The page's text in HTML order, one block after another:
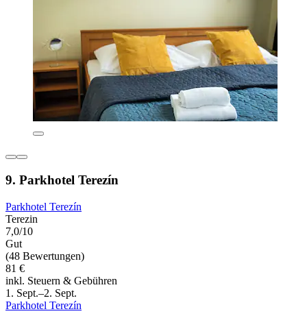
9. Parkhotel Terezín
Parkhotel Terezín
Terezin
7,0/10
Gut
(48 Bewertungen)
81 €
inkl. Steuern & Gebühren
1. Sept.–2. Sept.
Parkhotel Terezín